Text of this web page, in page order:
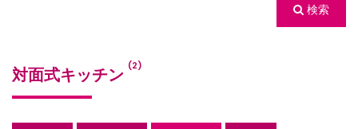
検索
対面式キッチン (2)
top-